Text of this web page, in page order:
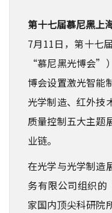
第十七届慕尼黑上
7月11日，第十七
“慕尼黑光博会”
博会设置激光智能
光学制造、红外技
质量控制五大主题
业链。
在光学与光学制造
务有限公司组织
家国内顶尖科研院